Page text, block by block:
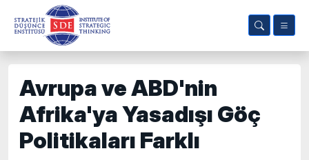
Avrupa ve ABD'nin
Afrika'ya Yasadışı Göç
Politikaları Farklı